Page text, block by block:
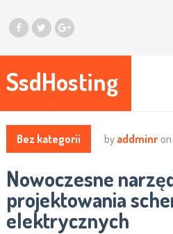
SsdHosting
Bez kategorii by addminr on
Nowoczesne
projektowania
elektrycznych